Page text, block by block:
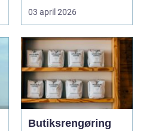
besværlig og en ov...
03 april 2026
Butiksrengøring